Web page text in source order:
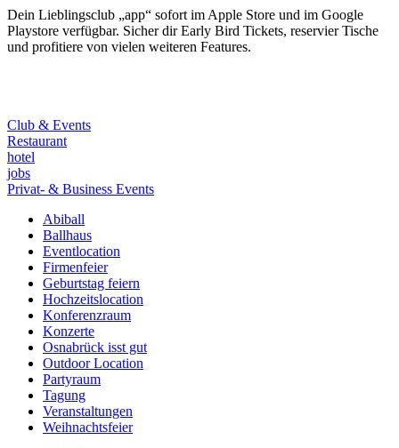
Dein Lieblingsclub „app“ sofort im Apple Store und im Google
Playstore verfügbar. Sicher dir Early Bird Tickets, reservier Tische
und profitiere von vielen weiteren Features.
Club & Events
Restaurant
hotel
jobs
Privat- & Business Events
Abiball
Ballhaus
Eventlocation
Firmenfeier
Geburtstag feiern
Hochzeitslocation
Konferenzraum
Konzerte
Osnabrück isst gut
Outdoor Location
Partyraum
Tagung
Veranstaltungen
Weihnachtsfeier